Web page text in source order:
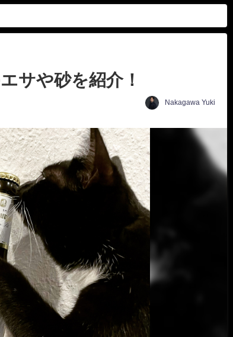
ー・コーヒーマシンを紹介
サや砂を紹介！
Nakagawa Yuki